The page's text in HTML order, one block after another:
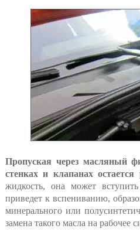
Пропуская через масляный
стенках и клапанах
жидкость, она может
приведет к вспениванию,
минерального или
замена такого масла на рабочее